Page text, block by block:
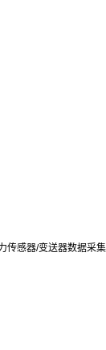
传感器/变送器数据采